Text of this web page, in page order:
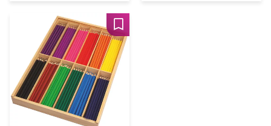
Lägg till i favoriter